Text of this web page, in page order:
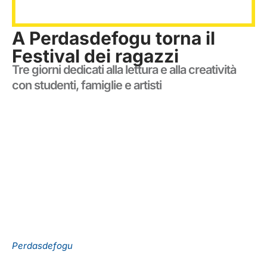
A Perdasdefogu torna il
Festival dei ragazzi
Tre giorni dedicati alla lettura e alla creatività
con studenti, famiglie e artisti
Perdasdefogu